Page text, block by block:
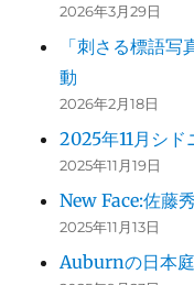
2026年3月29日
「刺さる標語
動
2026年2月18日
2025年11月シ
2025年11月19日
New Face:佐藤
2025年11月13日
Auburnの日本